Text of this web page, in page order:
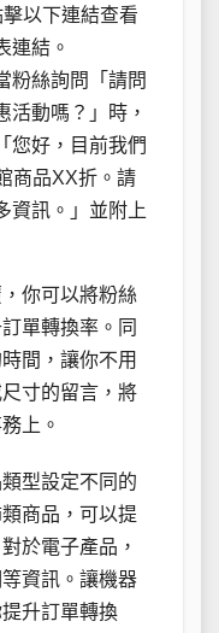
以下連結查看
連結。
粉絲詢問「請問
活動嗎？」時，
您好，目前我們
商品XX折。請
資訊。」並附上
你可以將粉絲
單轉換率。同
間，讓你不用
寸的留言，將
上。
型設定不同的
商品，可以提
於電子產品，
資訊。讓機器
升訂單轉換